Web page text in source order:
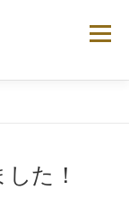
メニュー
お問い合せ
た！